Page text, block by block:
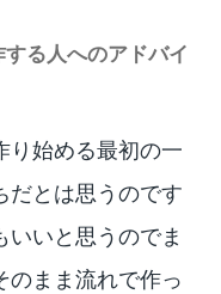
る人へのアドバイ
り始める最初の一
だとは思うのです
いと思うのでま
のまま流れで作っ